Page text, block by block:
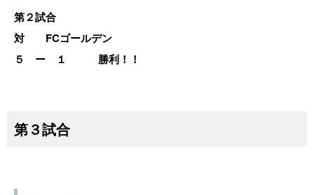
第２試合
対 FCゴールデン
５ ー １ 勝利！！
第３試合